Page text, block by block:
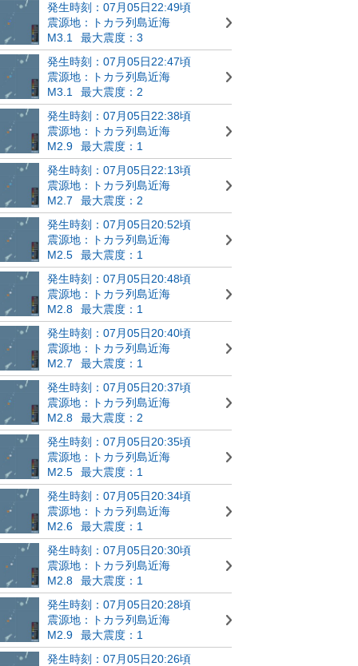
発生時刻：07月05日22:49頃
震源地：トカラ列島近海
M3.1
最大震度：3
発生時刻：07月05日22:47頃
震源地：トカラ列島近海
M3.1
最大震度：2
発生時刻：07月05日22:38頃
震源地：トカラ列島近海
M2.9
最大震度：1
発生時刻：07月05日22:13頃
震源地：トカラ列島近海
M2.7
最大震度：2
発生時刻：07月05日20:52頃
震源地：トカラ列島近海
M2.5
最大震度：1
発生時刻：07月05日20:48頃
震源地：トカラ列島近海
M2.8
最大震度：1
発生時刻：07月05日20:40頃
震源地：トカラ列島近海
M2.7
最大震度：1
発生時刻：07月05日20:37頃
震源地：トカラ列島近海
M2.8
最大震度：2
発生時刻：07月05日20:35頃
震源地：トカラ列島近海
M2.5
最大震度：1
発生時刻：07月05日20:34頃
震源地：トカラ列島近海
M2.6
最大震度：1
発生時刻：07月05日20:30頃
震源地：トカラ列島近海
M2.8
最大震度：1
発生時刻：07月05日20:28頃
震源地：トカラ列島近海
M2.9
最大震度：1
発生時刻：07月05日20:26頃